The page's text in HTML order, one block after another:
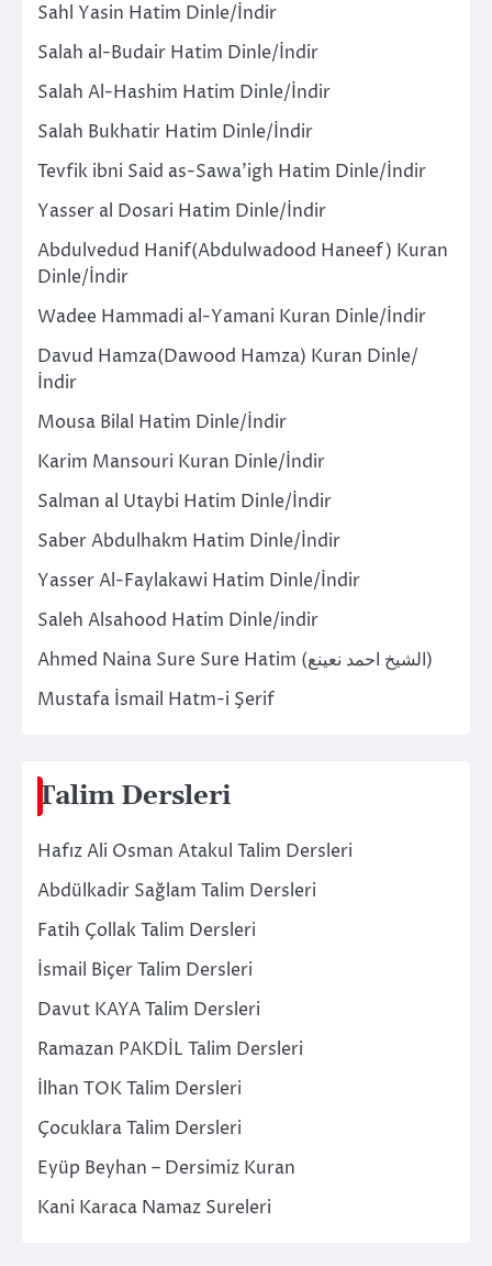
Sahl Yasin Hatim Dinle/İndir
Salah al-Budair Hatim Dinle/İndir
Salah Al-Hashim Hatim Dinle/İndir
Salah Bukhatir Hatim Dinle/İndir
Tevfik ibni Said as-Sawa’igh Hatim Dinle/İndir
Yasser al Dosari Hatim Dinle/İndir
Abdulvedud Hanif(Abdulwadood Haneef) Kuran
Dinle/İndir
Wadee Hammadi al-Yamani Kuran Dinle/İndir
Davud Hamza(Dawood Hamza) Kuran Dinle/
İndir
Mousa Bilal Hatim Dinle/İndir
Karim Mansouri Kuran Dinle/İndir
Salman al Utaybi Hatim Dinle/İndir
Saber Abdulhakm Hatim Dinle/İndir
Yasser Al-Faylakawi Hatim Dinle/İndir
Saleh Alsahood Hatim Dinle/indir
Ahmed Naina Sure Sure Hatim (الشيخ احمد نعينع)
Mustafa İsmail Hatm-i Şerif
Talim Dersleri
Hafız Ali Osman Atakul Talim Dersleri
Abdülkadir Sağlam Talim Dersleri
Fatih Çollak Talim Dersleri
İsmail Biçer Talim Dersleri
Davut KAYA Talim Dersleri
Ramazan PAKDİL Talim Dersleri
İlhan TOK Talim Dersleri
Çocuklara Talim Dersleri
Eyüp Beyhan – Dersimiz Kuran
Kani Karaca Namaz Sureleri